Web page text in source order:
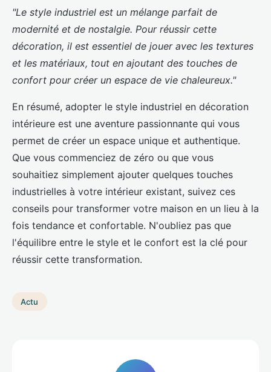
"Le style industriel est un mélange parfait de
modernité et de nostalgie. Pour réussir cette
décoration, il est essentiel de jouer avec les textures
et les matériaux, tout en ajoutant des touches de
confort pour créer un espace de vie chaleureux."
En résumé, adopter le style industriel en décoration
intérieure est une aventure passionnante qui vous
permet de créer un espace unique et authentique.
Que vous commenciez de zéro ou que vous
souhaitiez simplement ajouter quelques touches
industrielles à votre intérieur existant, suivez ces
conseils pour transformer votre maison en un lieu à la
fois tendance et confortable. N'oubliez pas que
l'équilibre entre le style et le confort est la clé pour
réussir cette transformation.
Actu